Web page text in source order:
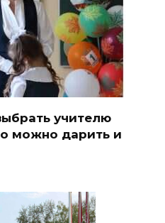
учителю
можно дарить и